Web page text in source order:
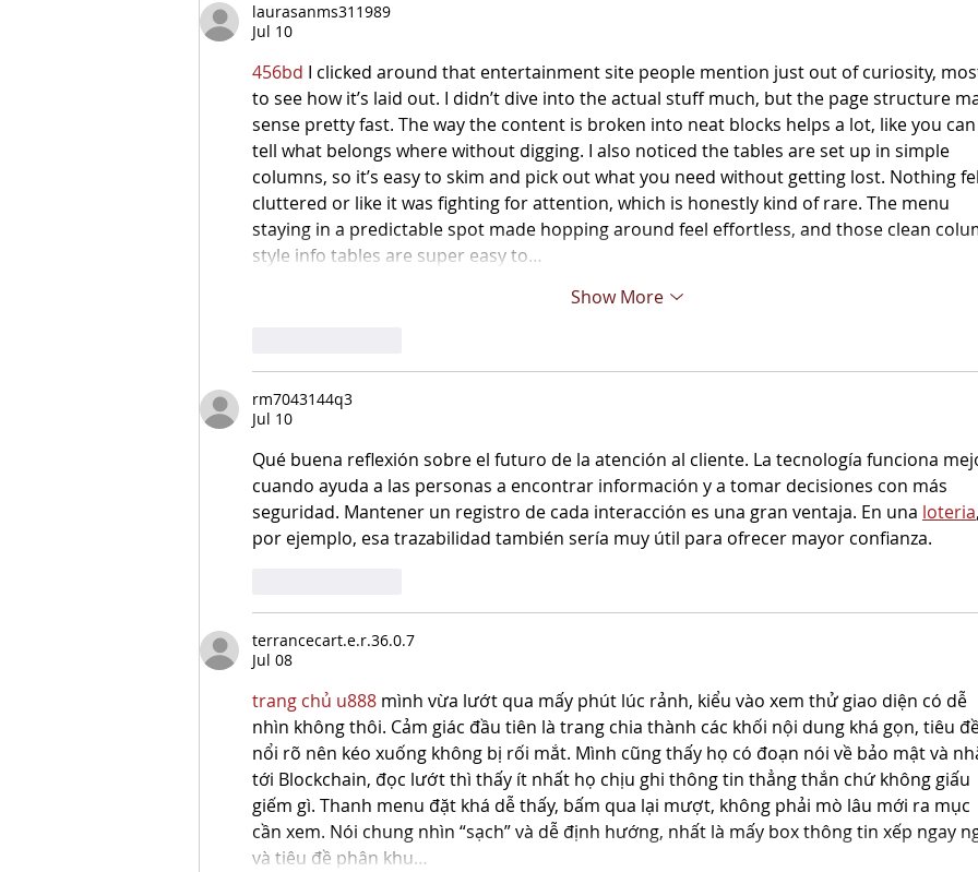
laurasanms311989
Jul 10
456bd I clicked around that entertainment site people mention just out of curiosity,
to see how it’s laid out. I didn’t dive into the actual stuff much, but the page structure
sense pretty fast. The way the content is broken into neat blocks helps a lot, like you can
tell what belongs where without digging. I also noticed the tables are set up in simple
columns, so it’s easy to skim and pick out what you need without getting lost. Nothing
cluttered or like it was fighting for attention, which is honestly kind of rare. The menu
staying in a predictable spot made hopping around feel effortless, and those clean
style info tables are super easy to…
Show More
rm7043144q3
Jul 10
Qué buena reflexión sobre el futuro de la atención al cliente. La tecnología funciona
cuando ayuda a las personas a encontrar información y a tomar decisiones con más
seguridad. Mantener un registro de cada interacción es una gran ventaja. En una loteria,
por ejemplo, esa trazabilidad también sería muy útil para ofrecer mayor confianza.
terrancecart.e.r.36.0.7
Jul 08
trang chủ u888 mình vừa lướt qua mấy phút lúc rảnh, kiểu vào xem thử giao diện có dễ
nhìn không thôi. Cảm giác đầu tiên là trang chia thành các khối nội dung khá gọn, tiêu
nổi rõ nên kéo xuống không bị rối mắt. Mình cũng thấy họ có đoạn nói về bảo mật và
tới Blockchain, đọc lướt thì thấy ít nhất họ chịu ghi thông tin thẳng thắn chứ không giấu
giếm gì. Thanh menu đặt khá dễ thấy, bấm qua lại mượt, không phải mò lâu mới ra mục
cần xem. Nói chung nhìn “sạch” và dễ định hướng, nhất là mấy box thông tin xếp ngay
và tiêu đề phân khu…